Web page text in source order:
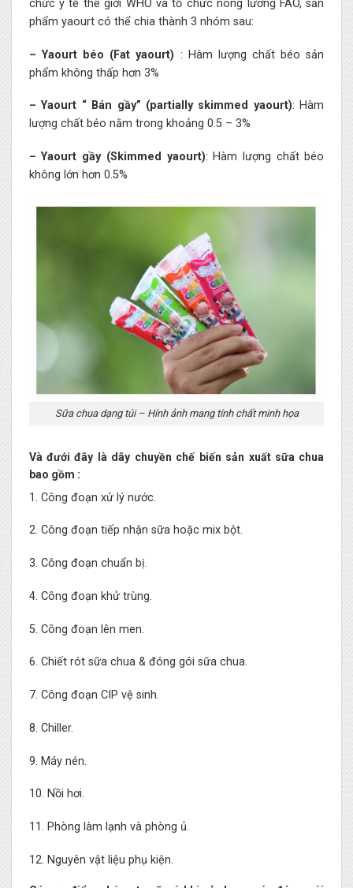
chức y tế thế giới WHO và tổ chức nông lương FAO, sản
phẩm yaourt có thể chia thành 3 nhóm sau:
– Yaourt béo (Fat yaourt) : Hàm lượng chất béo sản
phẩm không thấp hơn 3%
– Yaourt “ Bán gầy” (partially skimmed yaourt): Hàm
lượng chất béo nằm trong khoảng 0.5 – 3%
– Yaourt gầy (Skimmed yaourt): Hàm lượng chất béo
không lớn hơn 0.5%
Sữa chua dạng túi – Hính ảnh mang tính chất minh họa
Và đưới đây là dây chuyền chế biến sản xuất sữa chua
bao gồm :
1. Công đoạn xử lý nước.
2. Công đoạn tiếp nhận sữa hoặc mix bột.
3. Công đoạn chuẩn bị.
4. Công đoạn khử trùng.
5. Công đoạn lên men.
6. Chiết rót sữa chua & đóng gói sữa chua.
7. Công đoạn CIP vệ sinh.
8. Chiller.
9. Máy nén.
10. Nồi hơi.
11. Phòng làm lạnh và phòng ủ.
12. Nguyên vật liệu phụ kiện.